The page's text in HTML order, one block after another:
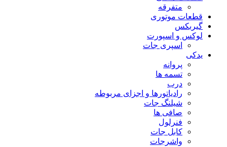
متفرقه
قطعات موتوری
گیربکس
لوکس و اسپورت
اسپری جات
یدکی
پروانه
تسمه ها
درب
رادیاتورها و اجزای مربوطه
شیلنگ جات
صافی ها
فنرلول
کابل جات
واشرجات